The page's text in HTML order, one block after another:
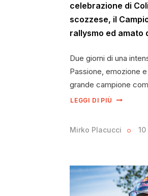
celebrazione di
scozzese, il
rallysmo ed amato
Due giorni di una
Passione, emozione
grande campione
LEGGI DI PIÙ
Mirko Placucci